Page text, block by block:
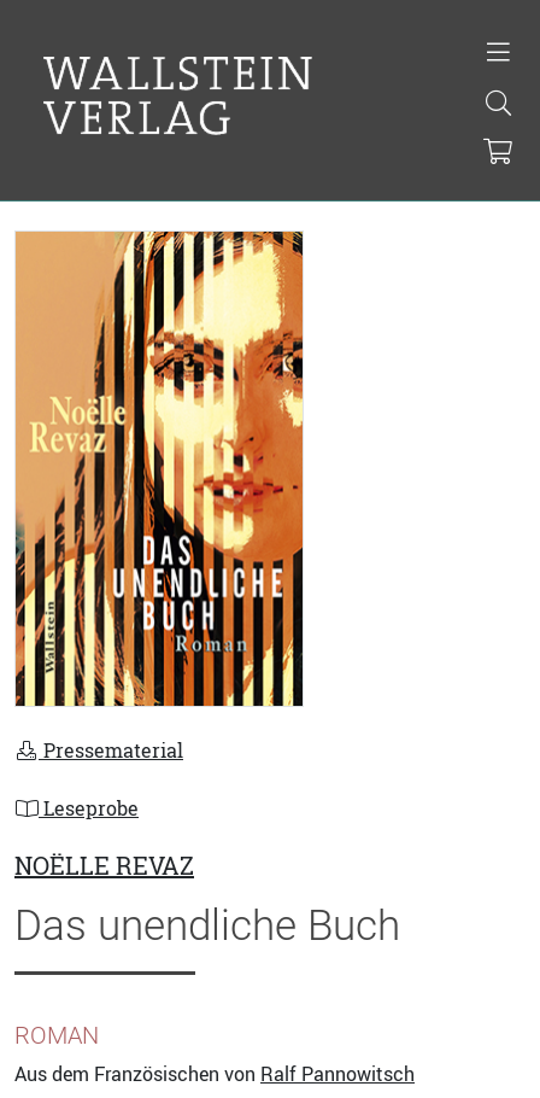
Pressematerial
Leseprobe
NOËLLE REVAZ
Das unendliche Buch
ROMAN
Aus dem Französischen von Ralf Pannowitsch